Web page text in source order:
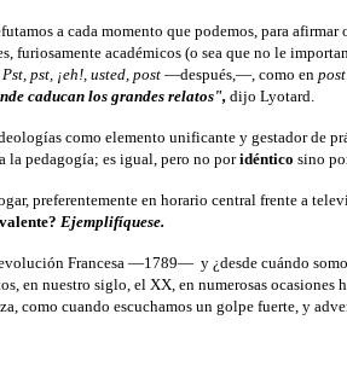
a cada momento que podemos, para
furiosamente académicos (o sea que no le
Pst, pst, ¡eh!, usted, post —después,—, como en post
caducan los grandes relatos", dijo Lyotard.
como elemento unificante y gestador de
la pedagogía; es igual, pero no poridéntico sino
preferentemente en horario central frente a
Ejemplifíquese.
Francesa —1789— y ¿desde cuándo
en nuestro siglo, el XX, en numerosas ocasiones
como cuando escuchamos un golpe fuerte, y